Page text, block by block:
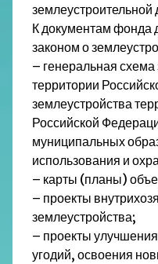
К документам фонда
законом о
– генеральная схема
территории
землеустройства
Российской
муниципальных
использования и
– карты (планы)
– проекты
землеустройства;
– проекты
угодий, освоения